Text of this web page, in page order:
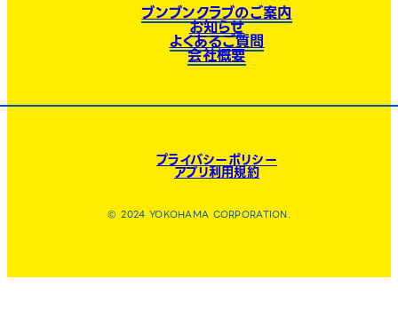
ブンブンクラブのご案内
お知らせ
よくあるご質問
会社概要
プライバシーポリシー
アプリ利用規約
© 2024 YOKOHAMA CORPORATION.